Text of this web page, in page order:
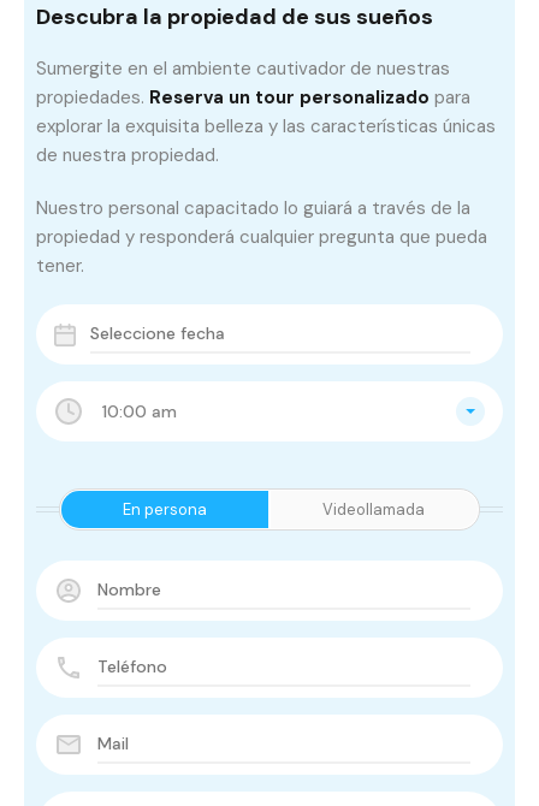
10:00 am
En persona Videollamada
Descubra la propiedad de sus sueños
Sumergite en el ambiente cautivador de nuestras
propiedades. Reserva un tour personalizado para
explorar la exquisita belleza y las características únicas
de nuestra propiedad.
Nuestro personal capacitado lo guiará a través de la
propiedad y responderá cualquier pregunta que pueda
tener.